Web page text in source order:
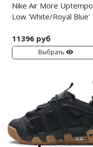
Nike Air More Uptempo
Low 'White/Royal Blue'
11396 руб
Выбрать